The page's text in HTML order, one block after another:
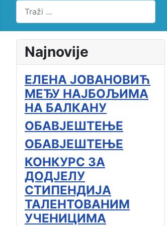
Pretraži
Najnovije
ЕЛЕНА ЈОВАНОВИЋ
МЕЂУ НАЈБОЉИМА
НА БАЛКАНУ
ОБАВЈЕШТЕЊЕ
ОБАВЈЕШТЕЊЕ
КОНКУРС ЗА
ДОДЈЕЛУ
СТИПЕНДИЈА
ТАЛЕНТОВАНИМ
УЧЕНИЦИМА